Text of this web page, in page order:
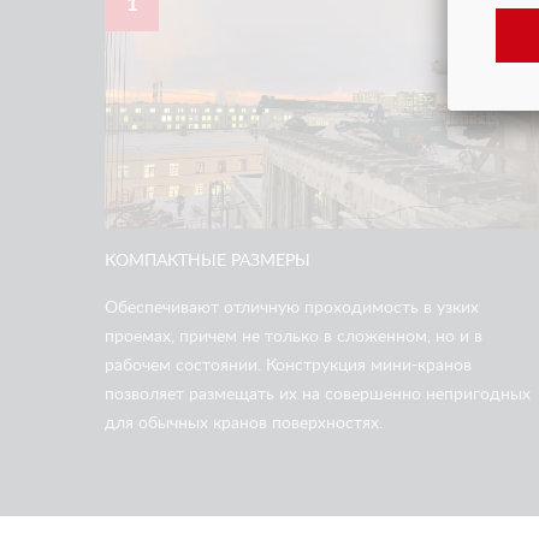
1
КОМПАКТНЫЕ РАЗМЕРЫ
Обеспечивают отличную проходимость в узких
проемах, причем не только в сложенном, но и в
рабочем состоянии. Конструкция мини-кранов
позволяет размещать их на совершенно непригодных
для обычных кранов поверхностях.